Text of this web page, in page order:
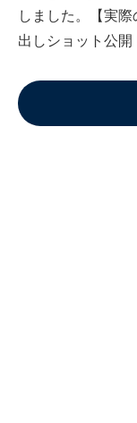
しました。【実
出しショット公